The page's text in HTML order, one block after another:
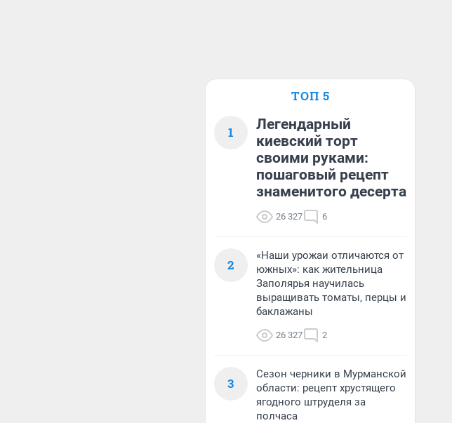
ТОП 5
1
Легендарный
киевский торт
своими руками:
пошаговый рецепт
знаменитого десерта
26 327 6
2
«Наши урожаи отличаются от
южных»: как жительница
Заполярья научилась
выращивать томаты, перцы и
баклажаны
26 327 2
3
Сезон черники в Мурманской
области: рецепт хрустящего
ягодного штруделя за
полчаса